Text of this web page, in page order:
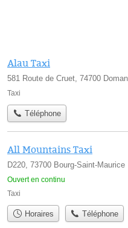
Alau Taxi
581 Route de Cruet, 74700
Taxi
Téléphone
All Mountains Taxi
D220, 73700 Bourg-Saint-Maurice
Ouvert en continu
Taxi
Horaires Téléphone